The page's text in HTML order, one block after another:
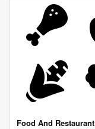
Food And Restaurant